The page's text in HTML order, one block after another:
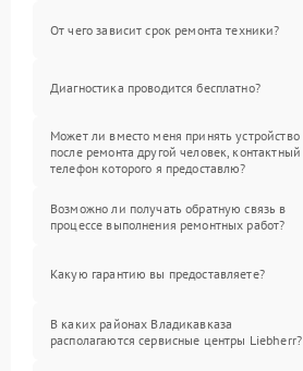
От чего зависит срок ремонта техники?
Диагностика проводится бесплатно?
Может ли вместо меня принять устройство
после ремонта другой человек, контактный
телефон которого я предоставлю?
Возможно ли получать обратную связь в
процессе выполнения ремонтных работ?
Какую гарантию вы предоставляете?
В каких районах Владикавказа
располагаются сервисные центры Liebherr?